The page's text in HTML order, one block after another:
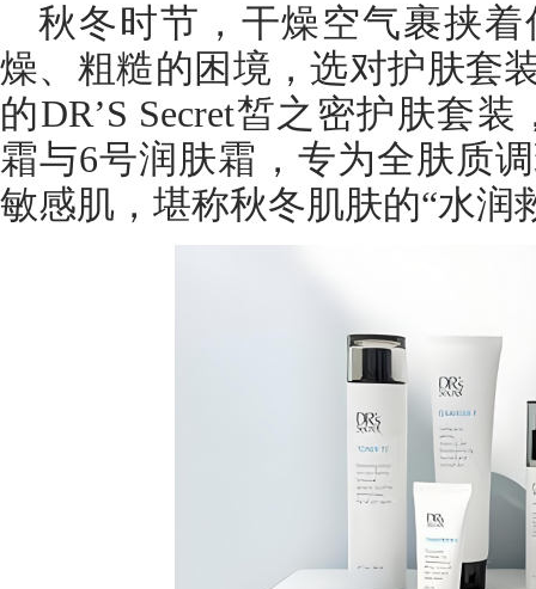
秋冬时节，干燥空气裹挟
燥、粗糙的困境，选对护肤套
的DR’S Secret皙之密护肤套
霜与6号润肤霜，专为全肤质
敏感肌，堪称秋冬肌肤的“水润